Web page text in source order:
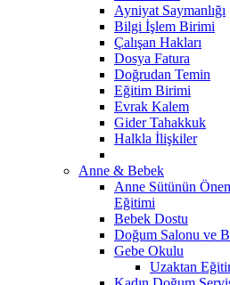
Ayniyat Saymanlığı
Bilgi İşlem Birimi
Çalışan Hakları
Dosya Fatura
Doğrudan Temin
Eğitim Birimi
Evrak Kalem
Gider Tahakkuk
Halkla İlişkiler
Anne & Bebek
Anne Sütünün
Eğitimi
Bebek Dostu
Doğum Salonu ve
Gebe Okulu
Uzaktan